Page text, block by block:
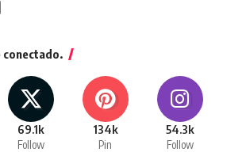
conectado.
69.1k
Follow
134k
Pin
54.3k
Follow